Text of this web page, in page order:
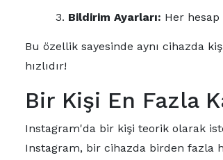
Bildirim Ayarları: Her
Bu özellik sayesinde aynı cihazda
hızlıdır!
Bir Kişi En Fazla
Instagram'da bir kişi teorik olarak
Instagram, bir cihazda birden fazla